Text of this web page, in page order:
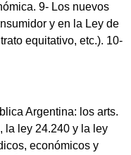
9- Los nuevos
y en la Ley de
equitativo, etc.). 10-
Argentina: los arts.
la ley 24.240 y la ley
económicos y